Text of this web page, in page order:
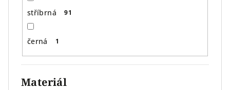
stříbrná 91
černá 1
Materiál